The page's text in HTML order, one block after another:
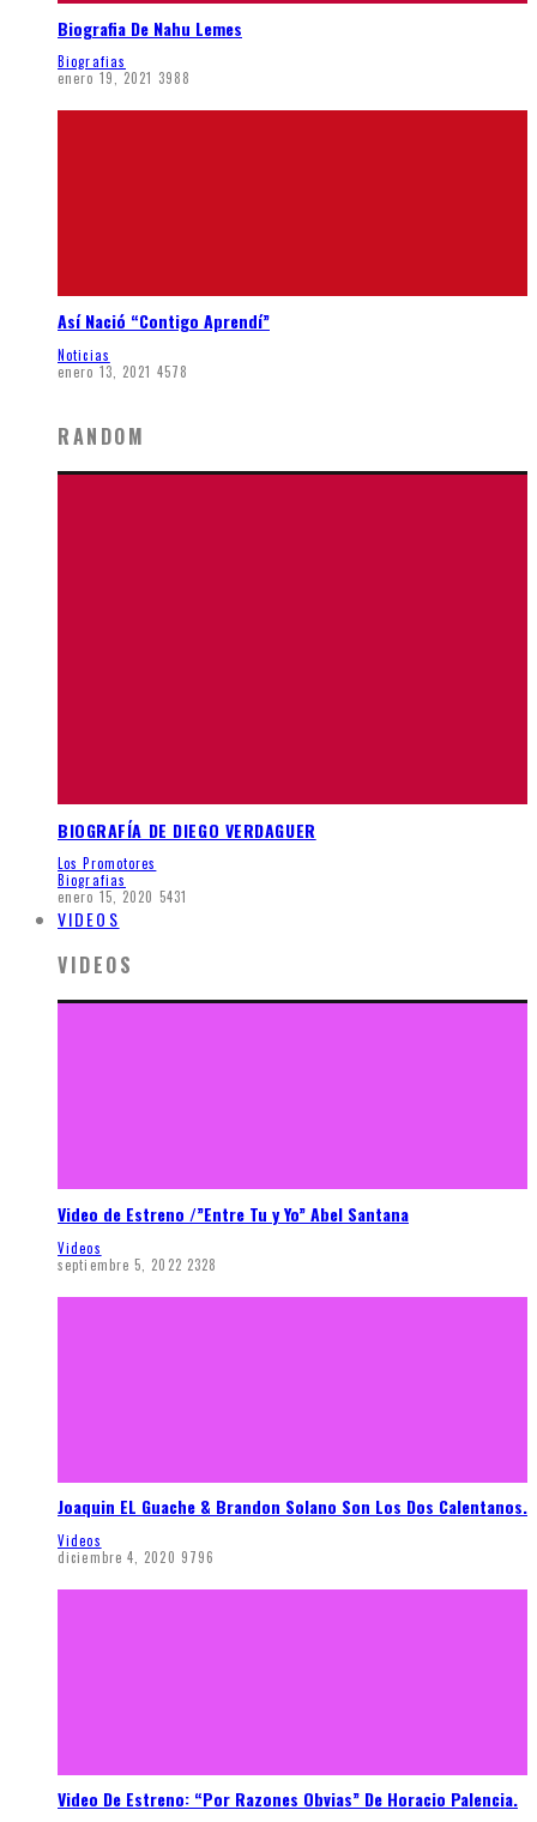
Biografia De Nahu Lemes
Biografias
enero 19, 2021 3988
Así Nació “Contigo Aprendí”
Noticias
enero 13, 2021 4578
RANDOM
BIOGRAFÍA DE DIEGO VERDAGUER
Los Promotores
Biografias
enero 15, 2020 5431
VIDEOS
VIDEOS
Video de Estreno /”Entre Tu y Yo” Abel Santana
Videos
septiembre 5, 2022 2328
Joaquin EL Guache & Brandon Solano Son Los Dos Calentanos.
Videos
diciembre 4, 2020 9796
Video De Estreno: “Por Razones Obvias” De Horacio Palencia.